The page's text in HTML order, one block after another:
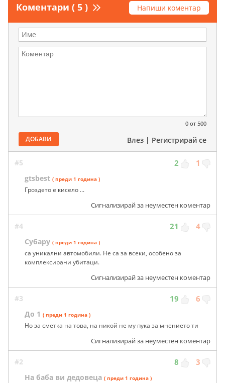
Коментари ( 5 ) Напиши коментар
0 от 500
ДОБАВИ Влез | Регистрирай се
#5 2 1
gtsbest ( преди 1 година )
Гроздето е кисело ...
Сигнализирай за неуместен коментар
#4 21 4
Субару ( преди 1 година )
са уникални автомобили. Не са за всеки, особено за
комплексирани убитаци.
Сигнализирай за неуместен коментар
#3 19 6
До 1 ( преди 1 година )
Но за сметка на това, на никой не му пука за мнението ти
Сигнализирай за неуместен коментар
#2 8 3
На баба ви дедовеца ( преди 1 година )